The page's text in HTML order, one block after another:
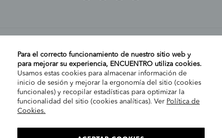
MI CUENTA
AYUDA
EMPRESA
Para el correcto funcionamiento de nuestro sitio web y
para mejorar su experiencia, ENCUENTRO utiliza cookies.
Usamos estas cookies para almacenar información de
inicio de sesión y mejorar la ergonomía del sitio (cookies
funcionales) y recopilar estadísticas para optimizar la
funcionalidad del sitio (cookies analíticas). Ver Política de
Cookies.